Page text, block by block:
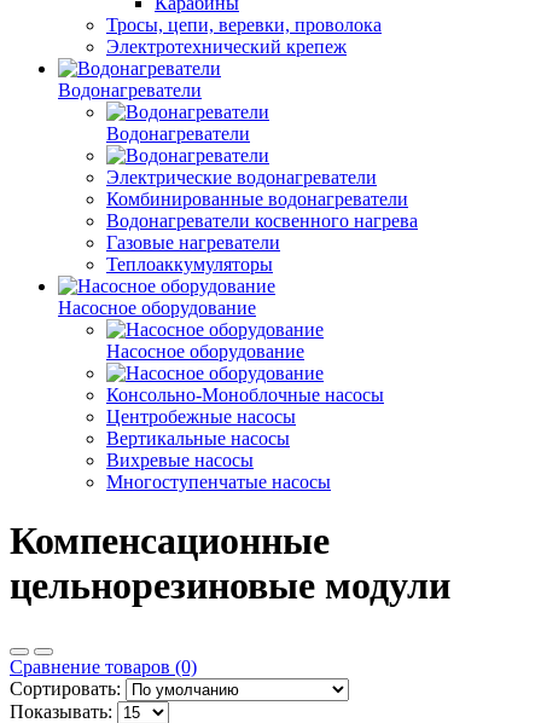
Тросы, цепи, веревки, проволока
Электротехнический крепеж
Водонагреватели
Водонагреватели
Электрические водонагреватели
Комбинированные водонагреватели
Водонагреватели косвенного нагрева
Газовые нагреватели
Теплоаккумуляторы
Насосное оборудование
Насосное оборудование
Консольно-Моноблочные насосы
Центробежные насосы
Вертикальные насосы
Вихревые насосы
Многоступенчатые насосы
Компенсационные
цельнорезиновые модули
Сравнение товаров (0)
Сортировать:
Показывать: